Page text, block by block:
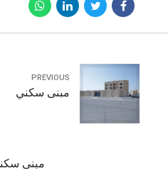
PREVIOUS
مبنى سكني
مبنى